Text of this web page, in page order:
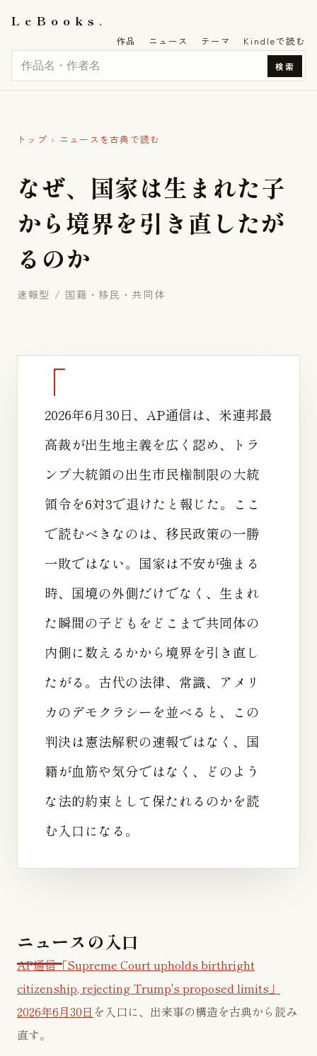
LeBooks
検索
作品 ニュース テーマ Kindleで読む
トップ › ニュースを古典で読む
なぜ、 国家は生 ま れた子
か ら境界を引 き 直したが
る のか
速報型 / 国籍・移民・共同体
2026年6月30日、AP通信は、米連邦最
高裁が出生地主義を広く認め、トラ
ンプ大統領の出生市民権制限の大統
領令を6対3で退けたと報じた。ここ
で読むべきなのは、移民政策の一勝
一敗ではない。国家は不安が強まる
時、国境の外側だけでなく、生まれ
た瞬間の子どもをどこまで共同体の
内側に数えるかから境界を引き直し
たがる。古代の法律、常識、アメリ
カのデモクラシーを並べると、この
判決は憲法解釈の速報ではなく、国
籍が血筋や気分ではなく、どのよう
な法的約束として保たれるのかを読
む入口になる。
ニュースの入口
AP通信「Supreme Court upholds birthright
citizenship, rejecting Trump's proposed limits」
2026年6月30日 を入口に、出来事の構造を古典から読み
直す。